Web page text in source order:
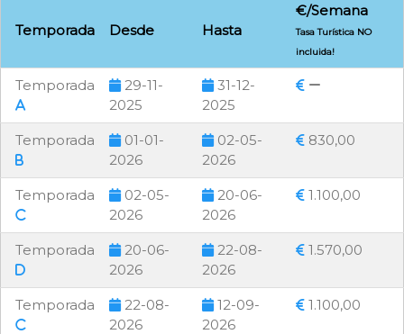
Temporada Desde Hasta
€/Semana
Tasa Turística NO
incluida!
Temporada
29-11-
2025
31-12-
2025
Temporada
01-01-
2026
02-05-
2026
830,00
Temporada
02-05-
2026
20-06-
2026
1.100,00
Temporada
20-06-
2026
22-08-
2026
1.570,00
Temporada
22-08-
2026
12-09-
2026
1.100,00